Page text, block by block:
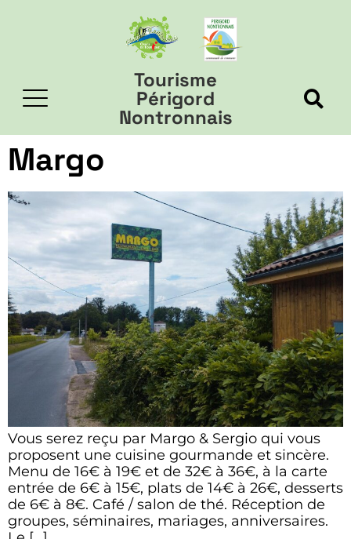
Tourisme
Périgord
Nontronnais
Margo
Vous serez reçu par Margo & Sergio qui vous
proposent une cuisine gourmande et sincère.
Menu de 16€ à 19€ et de 32€ à 36€, à la carte
entrée de 6€ à 15€, plats de 14€ à 26€, desserts
de 6€ à 8€. Café / salon de thé. Réception de
groupes, séminaires, mariages, anniversaires.